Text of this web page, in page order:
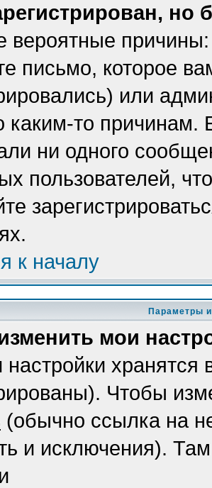
но
вероятные
письмо, которое
или
каким-то
ни одного
пользователей,
к началу
Параметры
мои
Чтобы
(обычно ссылка на
и исключения).